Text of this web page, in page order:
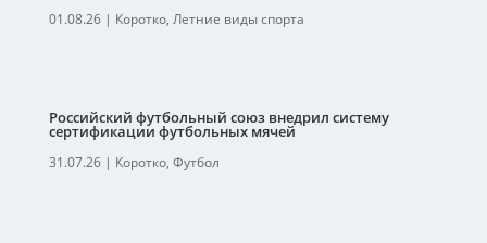
01.08.26| Коротко, Летние виды спорта
Российский футбольный союз внедрил систему
сертификации футбольных мячей
31.07.26| Коротко, Футбол